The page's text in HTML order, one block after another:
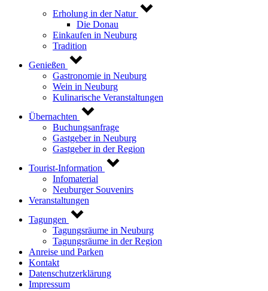
Erholung in der Natur
Die Donau
Einkaufen in Neuburg
Tradition
Genießen
Gastronomie in Neuburg
Wein in Neuburg
Kulinarische Veranstaltungen
Übernachten
Buchungsanfrage
Gastgeber in Neuburg
Gastgeber in der Region
Tourist-Information
Infomaterial
Neuburger Souvenirs
Veranstaltungen
Tagungen
Tagungsräume in Neuburg
Tagungsräume in der Region
Anreise und Parken
Kontakt
Datenschutzerklärung
Impressum